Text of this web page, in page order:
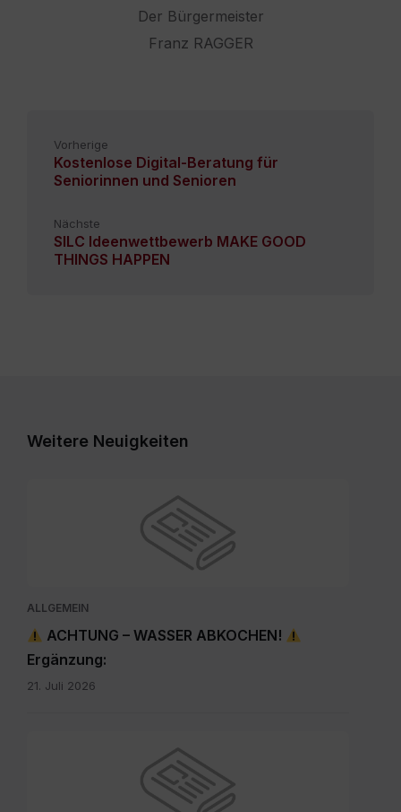
Der Bürgermeister
Franz RAGGER
Vorherige
Kostenlose Digital-Beratung für
Seniorinnen und Senioren
Nächste
SILC Ideenwettbewerb MAKE GOOD
THINGS HAPPEN
Weitere Neuigkeiten
ALLGEMEIN
ACHTUNG – WASSER ABKOCHEN!
Ergänzung:
21. Juli 2026